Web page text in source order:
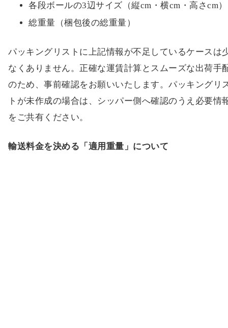
各段ボールの3辺サイズ（縦cm・横cm・高さcm）
総重量（梱包後の総重量）
パッキングリストに上記情報が不足しているケースは
なくありません。正確な運賃計算とスムーズな出荷手
のため、事前確認をお願いいたします。パッキングリ
トが未作成の場合は、シッパー側へ確認のうえ必要情
をご共有ください。
輸送料金を決める「適用重量」について